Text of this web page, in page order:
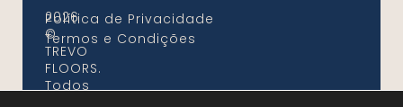
2026
©
TREVO
FLOORS.
Todos
Política de Privacidade
Termos e Condições